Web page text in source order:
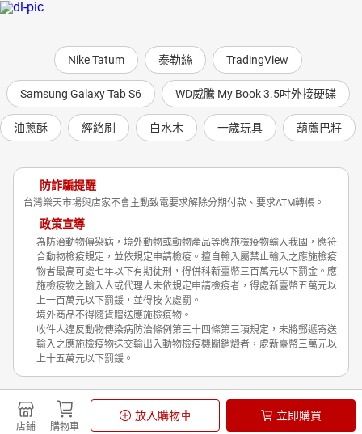
店鋪 購物車
放入購物車 立即購買
Nike Tatum 泰勒絲 TradingView
Samsung Galaxy Tab S6 WD威騰 My Book 3.5吋外接硬碟
油蔥酥 經絡刷 白水木 一歲玩具 葫蘆巴籽
防詐騙提醒
台灣樂天市場與店家不會主動致電要求解除分期付款、要求ATM轉帳。
政策宣導
為防治動物傳染病，境外動物或動物產品等應施檢疫物輸入我國，應符
合動物檢疫規定，並依規定申請檢疫。擅自輸入屬禁止輸入之應施檢疫
物者最高可處七年以下有期徒刑，得併科新臺幣三百萬元以下罰金。應
施檢疫物之輸入人或代理人未依規定申請檢疫者，得處新臺幣五萬元以
上一百萬元以下罰鍰，並得按次處罰。
境外商品不得隨貨贈送應施檢疫物。
收件人違反動物傳染病防治條例第三十四條第三項規定，未將郵遞寄送
輸入之應施檢疫物送交輸出入動物檢疫機關銷燬者，處新臺幣三萬元以
上十五萬元以下罰鍰。
Shopping is Entertainment!
非洲豬瘟政策宣導
隱私權政策